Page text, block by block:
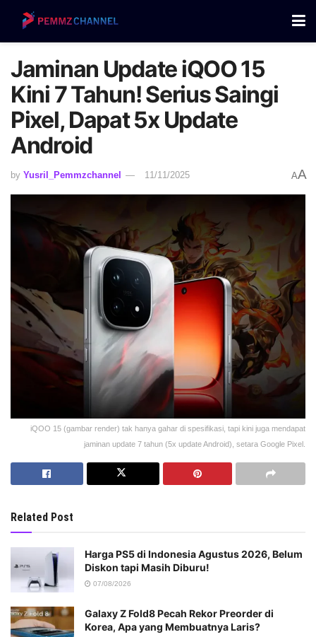
Jaminan Update iQOO 15
Kini 7 Tahun! Serius Saingi
Pixel, Dapat 5x Update
Android
by Yusril_Pemmzchannel 11/11/2025 AA
iQOO 15 (gambar render) tak hanya gahar di spesifikasi, tapi kini juga mendapat
jaminan update 7 tahun (5x update Android), setara Google Pixel.
Related Post
Harga PS5 di Indonesia Agustus 2026, Belum
Diskon tapi Masih Diburu!
07/08/2026
Galaxy Z Fold8 Pecah Rekor Preorder di
Korea, Apa yang Membuatnya Laris?